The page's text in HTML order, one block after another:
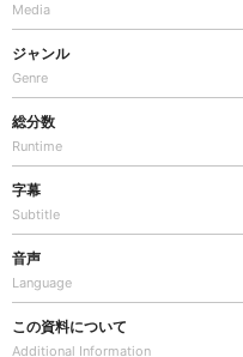
Media
ジャンル
Genre
総分数
Runtime
字幕
Subtitle
音声
Language
この資料について
Additional Information